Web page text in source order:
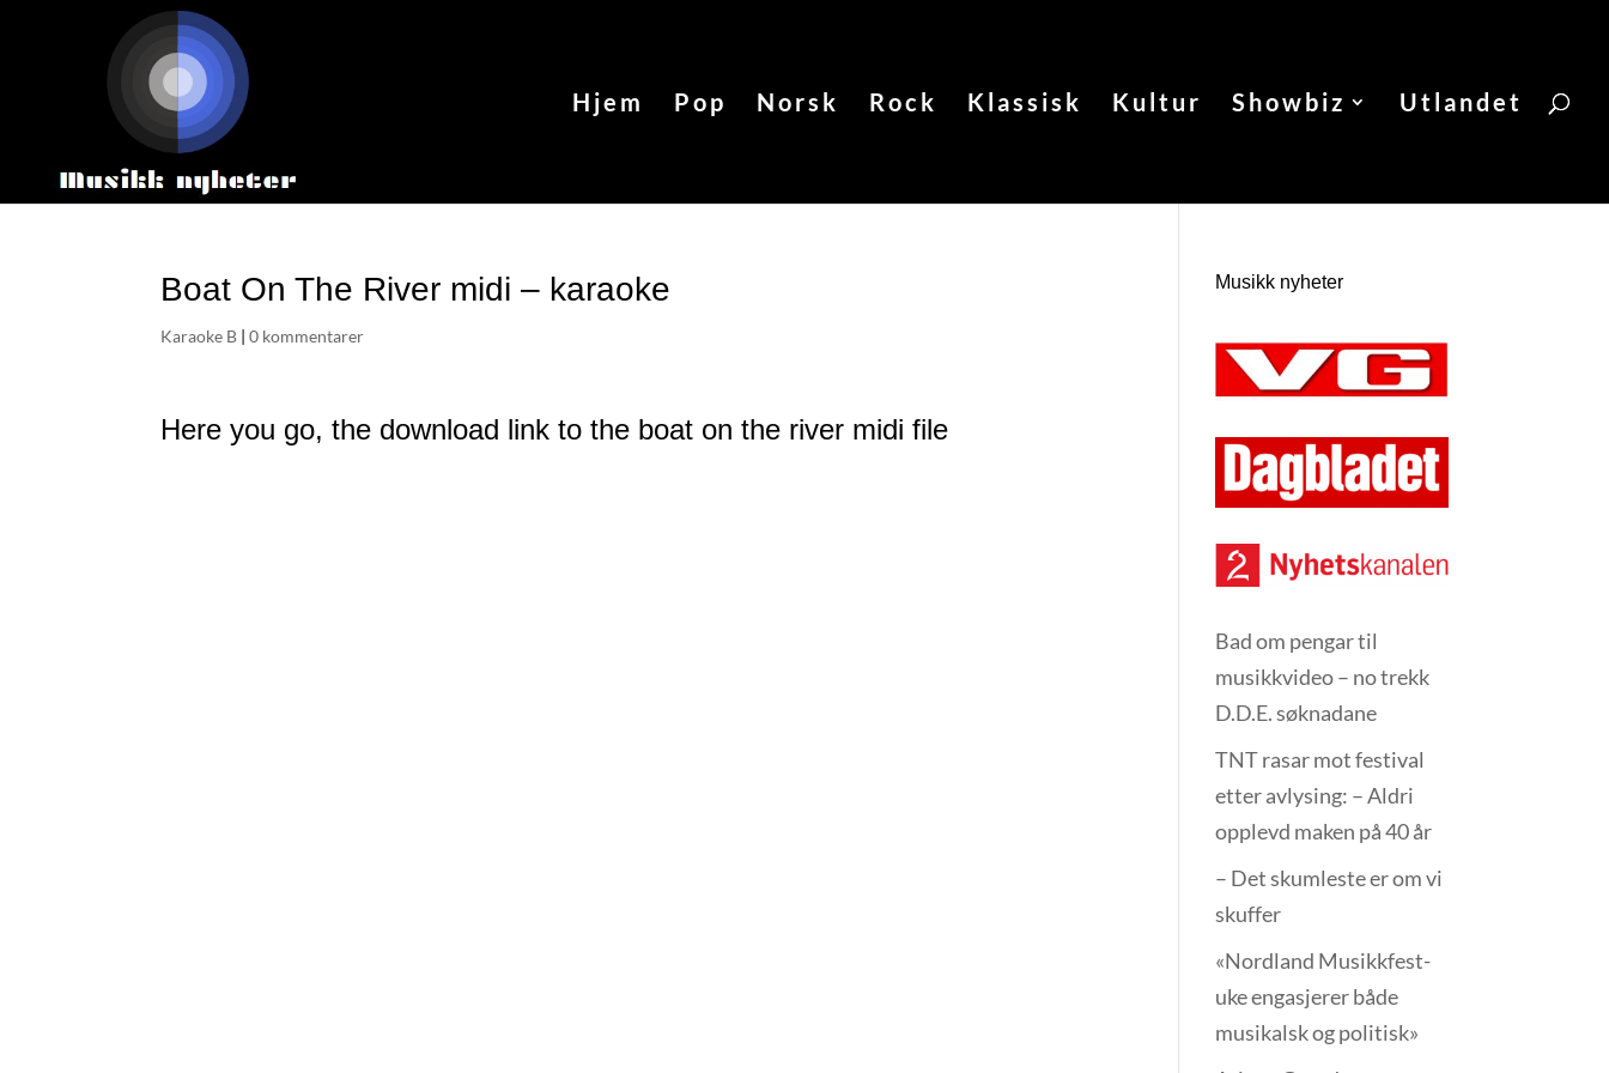
Hjem Pop Norsk Rock Klassisk Kultur Showbiz Utlandet
Boat On The River midi – karaoke
Karaoke B |0 kommentarer
Here you go, the download link to the boat on the river midi file
Musikk nyheter
Bad om pengar til
musikkvideo – no trekk
D.D.E. søknadane
TNT rasar mot festival
etter avlysing: – Aldri
opplevd maken på 40 år
– Det skumleste er om vi
skuffer
«Nordland Musikkfest­
uke engasjerer både
musikalsk og politisk»